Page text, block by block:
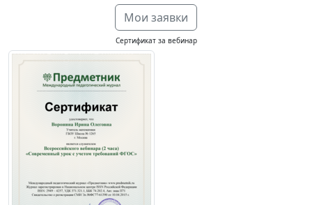
Мои заявки
Сертификат за вебинар